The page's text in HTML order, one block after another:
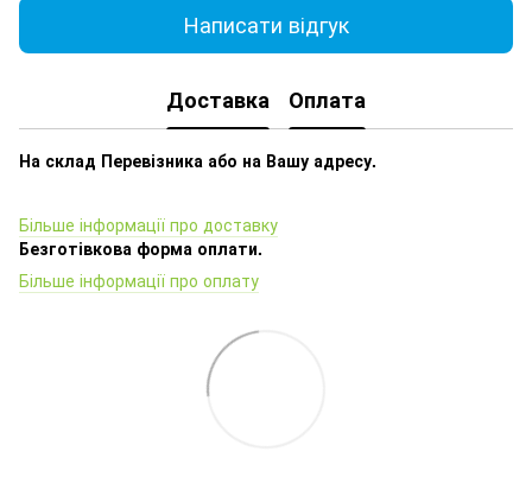
Написати відгук
Доставка Оплата
На склад Перевізника або на Вашу адресу.
Більше інформації про доставку
Безготівкова форма оплати.
Більше інформації про оплату